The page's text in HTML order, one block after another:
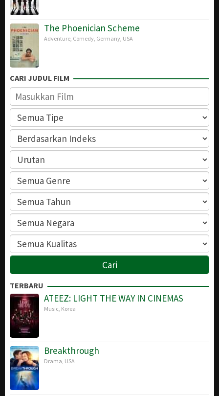
The Phoenician Scheme
Adventure Comedy Germany USA
CARI JUDUL FILM
TERBARU
ATEEZ: LIGHT THE WAY IN CINEMAS
Music Korea
Breakthrough
Drama USA